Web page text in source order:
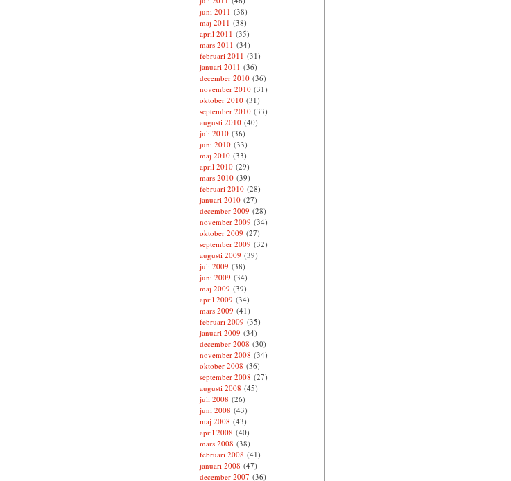
juni 2011 (38)
maj 2011 (38)
april 2011 (35)
mars 2011 (34)
februari 2011 (31)
januari 2011 (36)
december 2010(36)
november 2010(31)
oktober 2010(31)
september 2010(33)
augusti 2010(40)
juli 2010(36)
juni 2010(33)
maj 2010(33)
april 2010(29)
mars 2010(39)
februari 2010(28)
januari 2010(27)
december 2009 (28)
november 2009 (34)
oktober 2009 (27)
september 2009 (32)
augusti 2009 (39)
juli 2009 (38)
juni 2009 (34)
maj 2009 (39)
april 2009 (34)
mars 2009 (41)
februari 2009 (35)
januari 2009 (34)
december 2008 (30)
november 2008 (34)
oktober 2008 (36)
september 2008 (27)
augusti 2008 (45)
juli 2008 (26)
juni 2008 (43)
maj 2008 (43)
april 2008 (40)
mars 2008 (38)
februari 2008 (41)
januari 2008 (47)
december 2007 (36)